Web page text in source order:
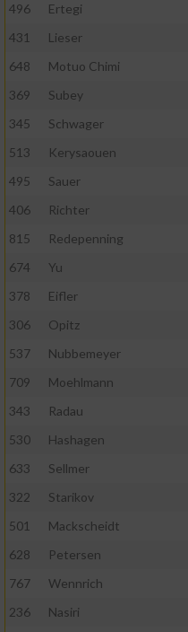
496
Ertegi
431
Lieser
648
Motuo Chimi
369
Subey
345
Schwager
513
Kerysaouen
495
Sauer
406
Richter
815
Redepenning
674
Yu
378
Eifler
306
Opitz
537
Nubbemeyer
709
Moehlmann
343
Radau
530
Hashagen
633
Sellmer
322
Starikov
501
Mackscheidt
628
Petersen
767
Wennrich
236
Nasiri